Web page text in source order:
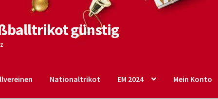
günstig
Nationaltrikot EM 2024 Mein Konto